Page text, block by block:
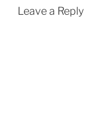
Leave a Reply